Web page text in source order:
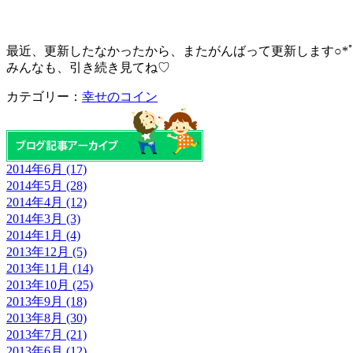
最近、更新したなかったから、またがんばって更新します
みんなも、引き続き見てね♡
カテゴリー： 幸せのコイン
2014年6月 (17)
2014年5月 (28)
2014年4月 (12)
2014年3月 (3)
2014年1月 (4)
2013年12月 (5)
2013年11月 (14)
2013年10月 (25)
2013年9月 (18)
2013年8月 (30)
2013年7月 (21)